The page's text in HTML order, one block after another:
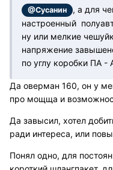
@Сусанин
, а для
настроенный
ну или мелкие
напряжение
по углу коробки ПА -
Да оверман 160, он у
про мощща и
Да завысил, хотел
ради интереса, или
Понял одно, для